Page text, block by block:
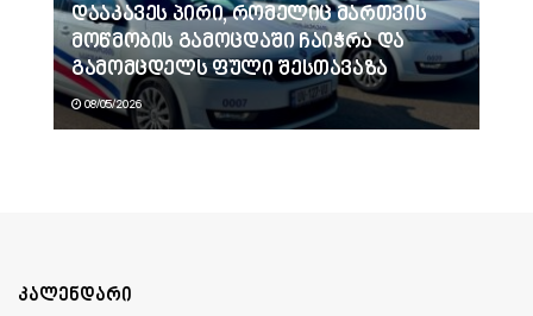
დააკავეს პირი, რომელიც მართვის
მოწმობის გამოცდაში ჩაიჭრა და
გამომცდელს ფული შესთავაზა
08/05/2026
კალენდარი